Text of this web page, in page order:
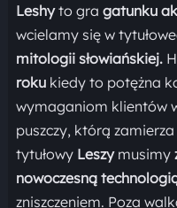
Leshyto gra gatunku
wcielamy się w
mitologii słowiańskiej.
rokukiedy to potężna
wymaganiom klientów
puszczy, którą
tytułowy Leszymusimy
nowoczesną
zniszczeniem. Poza